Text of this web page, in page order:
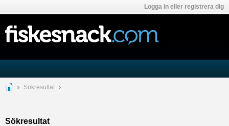
Logga in eller registrera dig
Sökresultat
Sökresultat